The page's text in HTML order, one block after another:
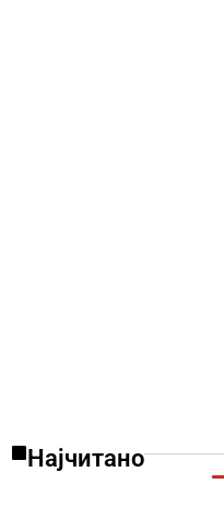
Најчитано